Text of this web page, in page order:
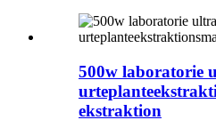
500w laboratorie
ekstraktion